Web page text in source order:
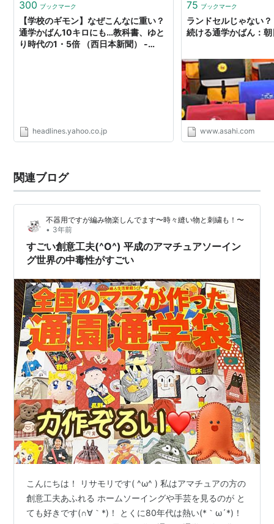
300 ブックマーク
【学校のギモン】なぜこんなに重い？
通学かばん10キロにも…教科書、ゆと
り時代の1・5倍 （西日本新聞） -
headlines.yahoo.co.jp
75 ブックマーク
ランドセルじゃない
続ける通学かばん：
www.asahi.com
関連ブログ
不器用ですが編み物楽しんでます〜時々縫い物と刺繍も！〜
• 3年前
すごい創意工夫(^O^) 平成のアマチュアソーイン
グ世界の中毒性がすごい
こんにちは！ リサモリです( ^ω^ ) 私はアマチュアの方の
創意工夫あふれる ホームソーイングや手芸を見るのが と
ても好きです(∩∀｀*)！ とくに80年代は熱い(*｀ω´*)！